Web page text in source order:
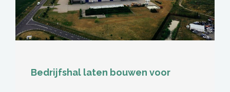
Bedrijfshal laten bouwen voor